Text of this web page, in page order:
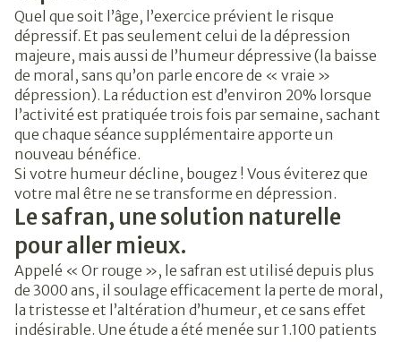
Quel que soit l’âge, l’exercice prévient le risque
dépressif. Et pas seulement celui de la dépression
majeure, mais aussi de l’humeur dépressive (la baisse
de moral, sans qu’on parle encore de « vraie »
dépression). La réduction est d’environ 20% lorsque
l’activité est pratiquée trois fois par semaine, sachant
que chaque séance supplémentaire apporte un
nouveau bénéfice.
Si votre humeur décline, bougez ! Vous éviterez que
votre mal être ne se transforme en dépression.
Le safran, une solution naturelle
pour aller mieux.
Appelé « Or rouge », le safran est utilisé depuis plus
de 3000 ans, il soulage efficacement la perte de moral,
la tristesse et l’altération d’humeur, et ce sans effet
indésirable. Une étude a été menée sur 1.100 patients